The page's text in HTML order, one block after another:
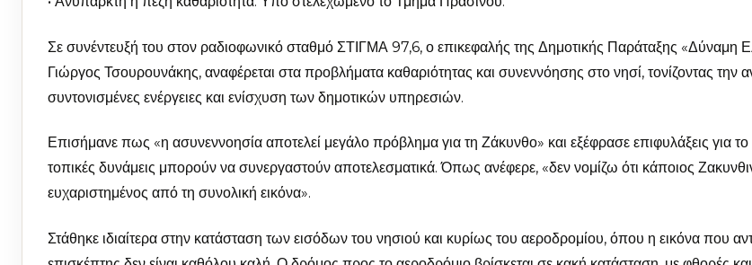
Σε συνέντευξή του στον ραδιοφωνικό σταθμό ΣΤΙΓΜΑ 97,6, ο επικεφαλής της Δημοτικής Παράταξης «Δύναμη
Γιώργος Τσουρουνάκης, αναφέρεται στα προβλήματα καθαριότητας και συνεννόησης στο νησί, τονίζοντας την
συντονισμένες ενέργειες και ενίσχυση των δημοτικών υπηρεσιών.
Επισήμανε πως «η ασυνεννοησία αποτελεί μεγάλο πρόβλημα για τη Ζάκυνθο» και εξέφρασε επιφυλάξεις για
τοπικές δυνάμεις μπορούν να συνεργαστούν αποτελεσματικά. Όπως ανέφερε, «δεν νομίζω ότι κάποιος
ευχαριστημένος από τη συνολική εικόνα».
Στάθηκε ιδιαίτερα στην κατάσταση των εισόδων του νησιού και κυρίως του αεροδρομίου, όπου η εικόνα που